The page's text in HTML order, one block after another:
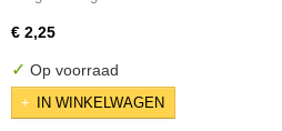
€ 2,25
✓ Op voorraad
IN WINKELWAGEN